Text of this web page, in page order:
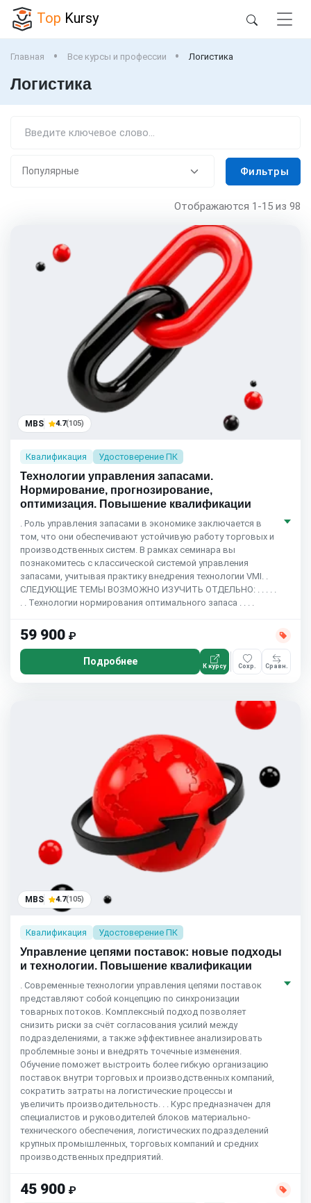
Top Kursy
Главная Все курсы и профессии Логистика
Логистика
Фильтры
Отображаются 1-15 из 98
MBS 4.7(105)
Квалификация Удостоверение ПК
Технологии управления запасами.
Нормирование, прогнозирование,
оптимизация. Повышение квалификации
. Роль управления запасами в экономике заключается в
том, что они обеспечивают устойчивую работу торговых и
производственных систем. В рамках семинара вы
познакомитесь с классической системой управления
запасами, учитывая практику внедрения технологии VMI. .
СЛЕДУЮЩИЕ ТЕМЫ ВОЗМОЖНО ИЗУЧИТЬ ОТДЕЛЬНО: . . . . .
. . Технологии нормирования оптимального запаса . . . .
59 900 ₽
Подробнее К курсу Сохр. Сравн.
MBS 4.7(105)
Квалификация Удостоверение ПК
Управление цепями поставок: новые подходы
и технологии. Повышение квалификации
. Современные технологии управления цепями поставок
представляют собой концепцию по синхронизации
товарных потоков. Комплексный подход позволяет
снизить риски за счёт согласования усилий между
подразделениями, а также эффективнее анализировать
проблемные зоны и внедрять точечные изменения.
Обучение поможет выстроить более гибкую организацию
поставок внутри торговых и производственных компаний,
сократить затраты на логистические процессы и
увеличить производительность. . . Курс предназначен для
специалистов и руководителей блоков материально-
технического обеспечения, логистических подразделений
крупных промышленных, торговых компаний и средних
производственных предприятий.
45 900 ₽